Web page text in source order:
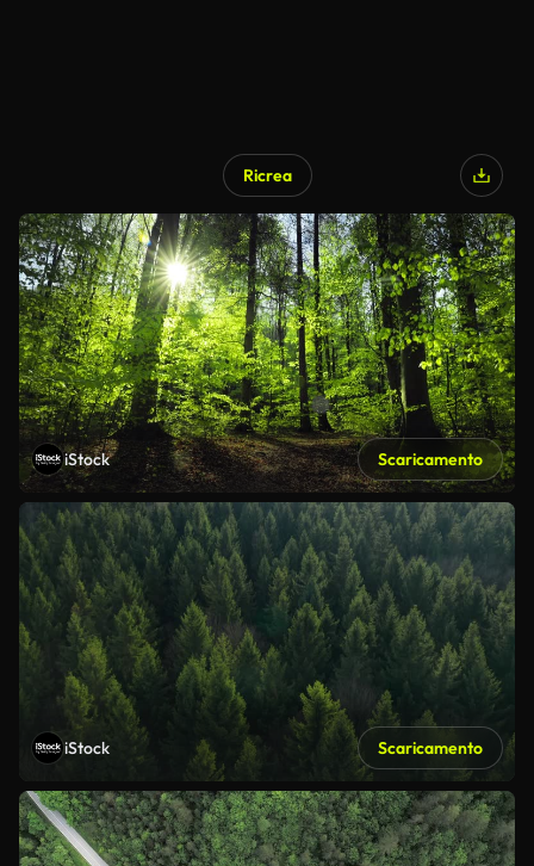
Ricrea
iStock Scaricamento
iStock Scaricamento